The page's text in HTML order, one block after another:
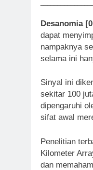
Desanomia
dapat
nampaknya
selama ini
Sinyal ini
sekitar 100
dipengaruhi
sifat awal
Penelitian
Kilometer
dan